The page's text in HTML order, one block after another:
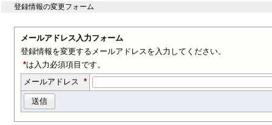
登録情報の変更フォーム
メールアドレス入力フォーム
登録情報を変更するメールアドレスを入力してください。
*は入力必須項目です。
メールアドレス *